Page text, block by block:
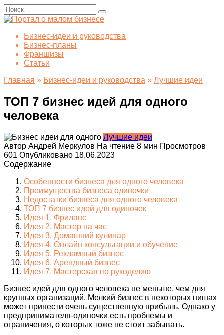
Перейти
к
содержанию
Search
for:
Бизнес-идеи и руководства
Бизнес-планы
Франшизы
Статьи
Главная » Бизнес-идеи и руководства » Лучшие идеи
ТОП 7 бизнес идей для одного
человека
Лучшие идеи
Автор Андрей Меркулов На чтение 8 мин Просмотров
601 Опубликовано 18.06.2023
Содержание
Особенности бизнеса для одного человека
Преимущества бизнеса одиночки
Недостатки бизнеса для одного человека
ТОП 7 бизнес идей для одиночек
Идея 1. Фриланс
Идея 2. Мастер на час
Идея 3. Домашний кулинар
Идея 4. Онлайн консультации и обучение
Идея 5. Рекламный бизнес
Идея 6. Арендный бизнес
Идея 7. Мастерская по рукоделию
Бизнес идей для одного человека не меньше, чем для
крупных организаций. Мелкий бизнес в некоторых нишах
может принести очень существенную прибыль. Однако у
предпринимателя-одиночки есть проблемы и
ограничения, о которых тоже не стоит забывать.